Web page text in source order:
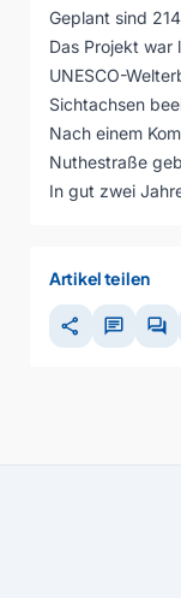
Geplant sind
Das Projekt war
UNESCO-
Sichtachsen
Nach einem
Nuthestraße
In gut zwei
Artikel teilen
share chat forum